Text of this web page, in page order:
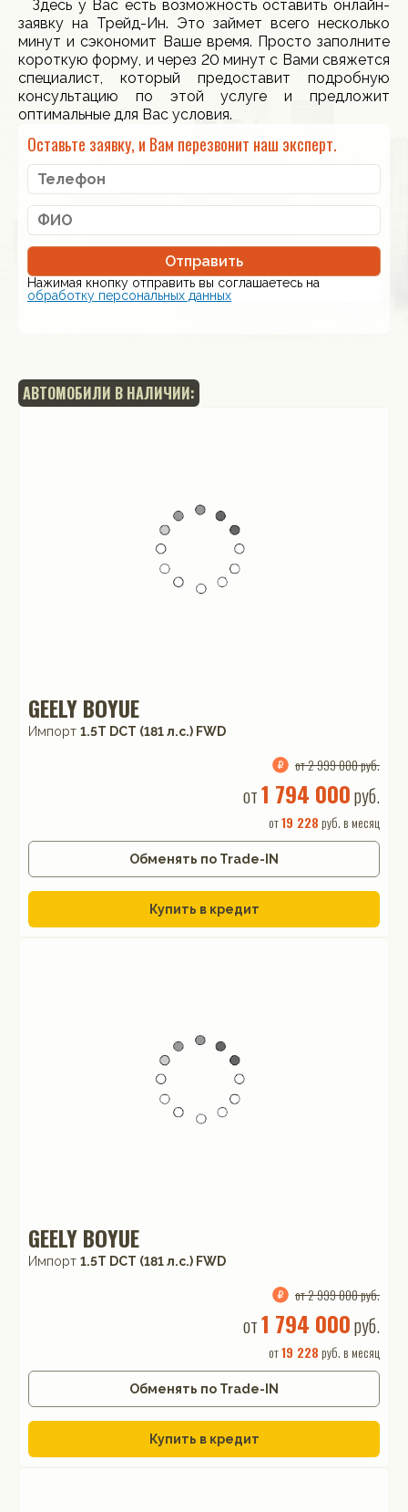
Здесь у Вас есть возможность оставить онлайн-
заявку на Трейд-Ин. Это займет всего несколько
минут и сэкономит Ваше время. Просто заполните
короткую форму, и через 20 минут с Вами свяжется
специалист, который предоставит подробную
консультацию по этой услуге и предложит
оптимальные для Вас условия.
Оставьте заявку, и Вам перезвонит наш эксперт.
Отправить
Нажимая кнопку отправить вы соглашаетесь на
обработку персональных данных
АВТОМОБИЛИ В НАЛИЧИИ:
GEELY BOYUE
Импорт 1.5T DCT (181 л.с.) FWD
от 2 999 000 руб.
от1 794 000руб.
от19 228 руб. в месяц
Обменять по Trade-IN
Купить в кредит
GEELY BOYUE
Импорт 1.5T DCT (181 л.с.) FWD
от 2 999 000 руб.
от1 794 000руб.
от19 228 руб. в месяц
Обменять по Trade-IN
Купить в кредит